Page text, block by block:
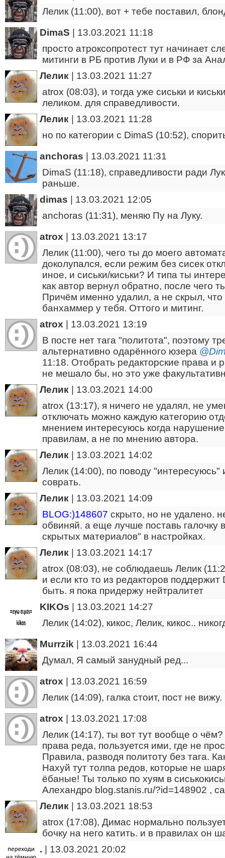
Лелик (11:00), вот + тебе поставил,
DimaS
13.03.2021 11:18
просто атроксопротест тут начинает
митинги в РБ против Луки и в РФ за
Лелик
13.03.2021 11:27
atrox (08:03), и тогда уже сиськи и
леликом. для справедливости.
Лелик
13.03.2021 11:28
но по категории с DimaS (10:52),
anchoras
13.03.2021 11:31
DimaS (11:18), справедливости ради
раньше.
dimas
13.03.2021 12:05
anchoras (11:31), меняю Пу на Луку.
atrox
13.03.2021 13:17
Лелик (11:00), чего ты до моего
доколупался, если режим без сисек
иное, и сиськи/киськи? И типа ты
как автор вернул обратно, после чего
Причём именно удалил, а не скрыл, что
банхаммер у тебя. Оттого и митинг.
atrox
13.03.2021 13:19
В посте нет тага "политота", поэтому
альтернативно одарённого юзера
11:18. Отобрать редакторские права и
не мешало бы, но это уже
Лелик
13.03.2021 14:00
atrox (13:17), я ничего не удалял, не
отключать можно каждую категорию
мнением интересуюсь когда
правилам, а не по мнению автора.
Лелик
13.03.2021 14:02
Лелик (14:00), по поводу "интересуюсь"
соврать.
Лелик
13.03.2021 14:09
BLOG:)148607 скрыто, но не удалено.
обвиняй. а еще лучше поставь галочку
скрытых материалов" в настройках.
Лелик
13.03.2021 14:17
atrox (08:03), не соблюдаешь Лелик
и если кто то из редакторов поддержит
быть. я пока придержу нейтралитет
KIKOs
13.03.2021 14:27
Лелик (14:02), кикос, Лелик, кикос..
Murrzik
13.03.2021 16:44
Думал, Я самый занудный ред...
atrox
13.03.2021 16:59
Лелик (14:09), галка стоит, пост не
atrox
13.03.2021 17:08
Лелик (14:17), ты вот тут вообще о
права реда, пользуется ими, где не
Правила, разводя политоту без тага.
Нахуй тут толпа редов, которые не
ёбаные! Ты только по хуям в
Алехандро blog.stanis.ru/?id=148902 ,
Лелик
13.03.2021 18:53
atrox (17:08), Димас нормально
бочку на него катить. и в правилах он
.
13.03.2021 20:02